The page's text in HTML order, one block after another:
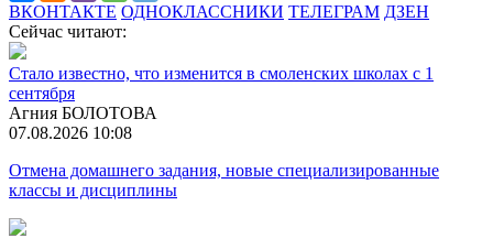
ВКОНТАКТЕ ОДНОКЛАССНИКИ ТЕЛЕГРАМ ДЗЕН
Сейчас читают:
Стало известно, что изменится в смоленских школах с 1
сентября
Агния БОЛОТОВА
07.08.2026 10:08
Отмена домашнего задания, новые специализированные
классы и дисциплины